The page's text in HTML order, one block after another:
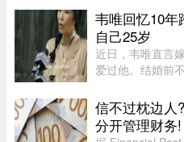
队。主场作战的
列总积分榜第七
韦唯回忆10年
自己25岁
近日，韦唯直言
爱过他。结婚前
世，自己独自抚
壮族，1963年9
信不过枕边人
分开管理财务!